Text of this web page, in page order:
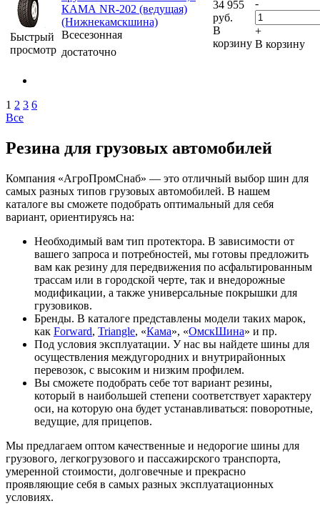
Быстрый
просмотр
КАМА NR-202 (ведущая)
(Нижнекамскшина)
Всесезонная
достаточно
34 955
руб.
В
корзину
-
+
В корзину
1 2 3 6
Все
Резина для грузовых автомобилей
Компания «АгроПромСнаб» — это отличный выбор шин для
самых разных типов грузовых автомобилей. В нашем
каталоге вы сможете подобрать оптимальный для себя
вариант, ориентируясь на:
Необходимый вам тип протектора. В зависимости от
вашего запроса и потребностей, мы готовы предложить
вам как резину для передвижения по асфальтированным
трассам или в городской черте, так и внедорожные
модификации, а также универсальные покрышки для
грузовиков.
Бренды. В каталоге представлены модели таких марок,
как Forward, Triangle, «Кама», «ОмскШина» и пр.
Под условия эксплуатации. У нас вы найдете шины для
осуществления междугородних и внутрирайонных
перевозок, с высоким и низким профилем.
Вы сможете подобрать себе тот вариант резины,
который в наибольшей степени соответствует характеру
оси, на которую она будет устанавливаться: поворотные,
ведущие, для прицепов.
Мы предлагаем оптом качественные и недорогие шины для
грузового, легкогрузового и пассажирского транспорта,
умеренной стоимости, долговечные и прекрасно
проявляющие себя в самых разных эксплуатационных
условиях.